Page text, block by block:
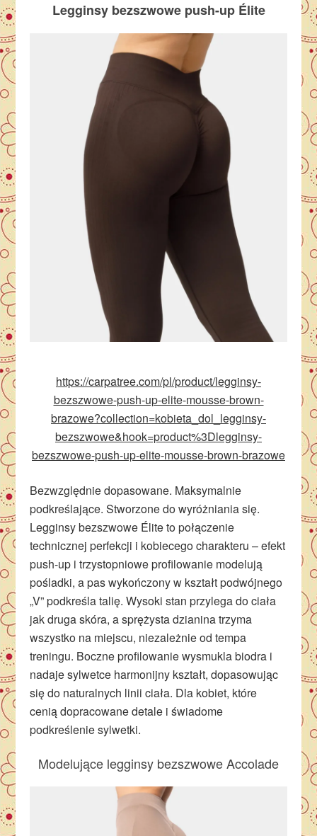
Legginsy bezszwowe push-up Élite
https://carpatree.com/pl/product/legginsy-
bezszwowe-push-up-elite-mousse-brown-
brazowe?collection=kobieta_dol_legginsy-
bezszwowe&hook=product%3Dlegginsy-
bezszwowe-push-up-elite-mousse-brown-brazowe
Bezwzględnie dopasowane. Maksymalnie
podkreślające. Stworzone do wyróżniania się.
Legginsy bezszwowe Élite to połączenie
technicznej perfekcji i kobiecego charakteru – efekt
push-up i trzystopniowe profilowanie modelują
pośladki, a pas wykończony w kształt podwójnego
„V” podkreśla talię. Wysoki stan przylega do ciała
jak druga skóra, a sprężysta dzianina trzyma
wszystko na miejscu, niezależnie od tempa
treningu. Boczne profilowanie wysmukla biodra i
nadaje sylwetce harmonijny kształt, dopasowując
się do naturalnych linii ciała. Dla kobiet, które
cenią dopracowane detale i świadome
podkreślenie sylwetki.
Modelujące legginsy bezszwowe Accolade